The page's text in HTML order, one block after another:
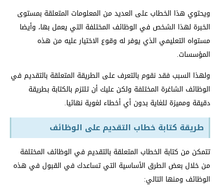
ويحتوي هذا الخطاب على العديد من المعلومات المتعلقة بمستوى
الخبرة لهذا الشخص في الوظائف المختلفة التي يعمل بها، وأيضا
مستواه التعليمي الذي يوفر له وقوع الاختيار عليه من هذه
المؤسسات.
ولهذا السبب فقد نقوم بالتعرف على الطريقة المتعلقة بالتقديم في
الوظائف الشاغرة المختلفة ولكن عليك أن تلتزم بالكتابة بطريقة
دقيقة ومميزة للغاية بدون أي أخطاء لغوية نهائيا.
طريقة كتابة خطاب التقديم على الوظائف
تتمكن من كتابة الخطاب المتعلقة بالتقديم في الوظائف المختلفة
من خلال بعض الطرق الأساسية التي تساعدك في القبول في هذه
الوظائف ومنها التالي: